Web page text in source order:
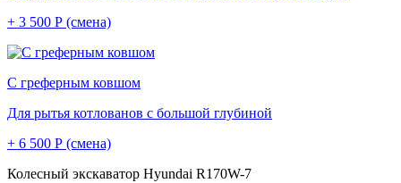
+ 3 500 Р (смена)
С греферным ковшом
Для рытья котлованов с большой глубиной
+ 6 500 Р (смена)
Колесный экскаватор Hyundai R170W-7